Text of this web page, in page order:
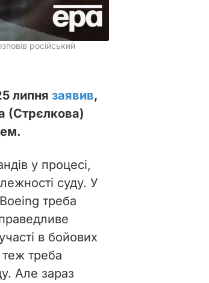
російський
липня заявив,
(Стрєлкова)
у процесі,
суду. У
треба
в бойових
теж треба
Але зараз